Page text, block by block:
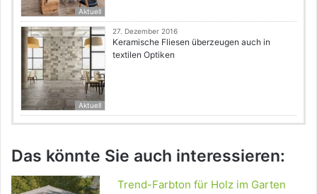
Aktuell
Aktuell
27. Dezember 2016
Keramische Fliesen überzeugen auch in
textilen Optiken
Das könnte Sie auch interessieren:
Trend-Farbton für Holz im Garten